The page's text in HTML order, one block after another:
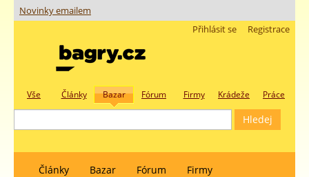
Novinky emailem
Registrace
Přihlásit se
Vše Články Bazar Fórum Firmy Krádeže Práce
Články Bazar Fórum Firmy